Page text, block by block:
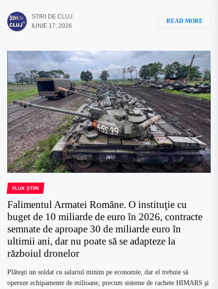
STIRI DE CLUJ
IUNIE 17, 2026
READ MORE
FLUX ȘTIRI
Falimentul Armatei Române. O instituţie cu
buget de 10 miliarde de euro în 2026, contracte
semnate de aproape 30 de miliarde euro în
ultimii ani, dar nu poate să se adapteze la
războiul dronelor
Plăteşti un soldat cu salariul minim pe economie, dar el trebuie să
opereze echipamente de milioane, precum sisteme de rachete HIMARS şi